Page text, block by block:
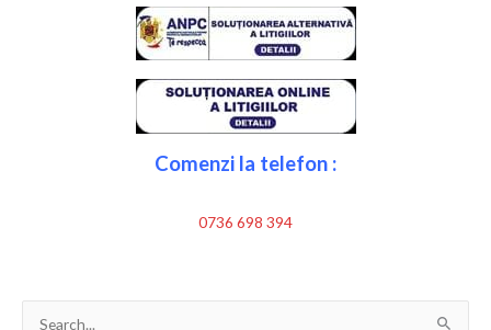
Comenzi la telefon :
0736 698 394